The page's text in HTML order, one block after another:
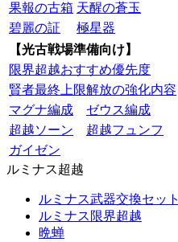
果報の古箱 天醒の蒼玉
碧麗の証
極星器
【光古戦場準備向け】
限界超越おすすめ優先度
賢者最終上限解放の強化内容
マグナ編成
ゼウス編成
超越ソーン
超越フュンフ
ガイゼン
ルミナス超越
ルミナス武器交換セット
ルミナス限界超越
晩蝉